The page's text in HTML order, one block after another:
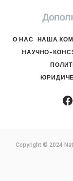
О НАС НАША
НАУЧНО-
Copyright © 2024